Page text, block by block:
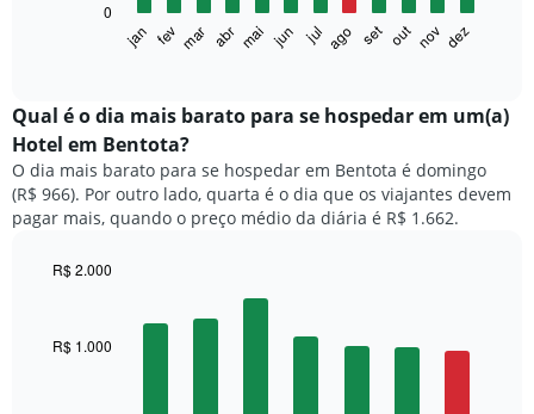
exibe
o
preço
médio
de
um
O
gráfico
jan fev mar abr mai jun jul ago set out nov dez
0
Qual é o dia mais barato para se hospedar em um(a)
Hotel em Bentota?
O dia mais barato para se hospedar em Bentota é domingo
(R$ 966). Por outro lado, quarta é o dia que os viajantes devem
pagar mais, quando o preço médio da diária é R$ 1.662.
R$ 1.000
R$ 2.000